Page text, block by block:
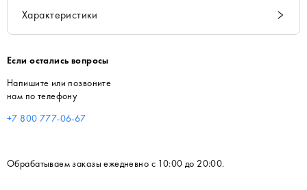
Характеристики
Если остались вопросы
Напишите или позвоните
нам по телефону
+7 800 777-06-67
Обрабатываем заказы ежедневно с 10:00 до 20:00.